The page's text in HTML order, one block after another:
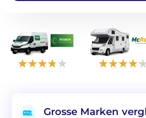
Grosse Marken